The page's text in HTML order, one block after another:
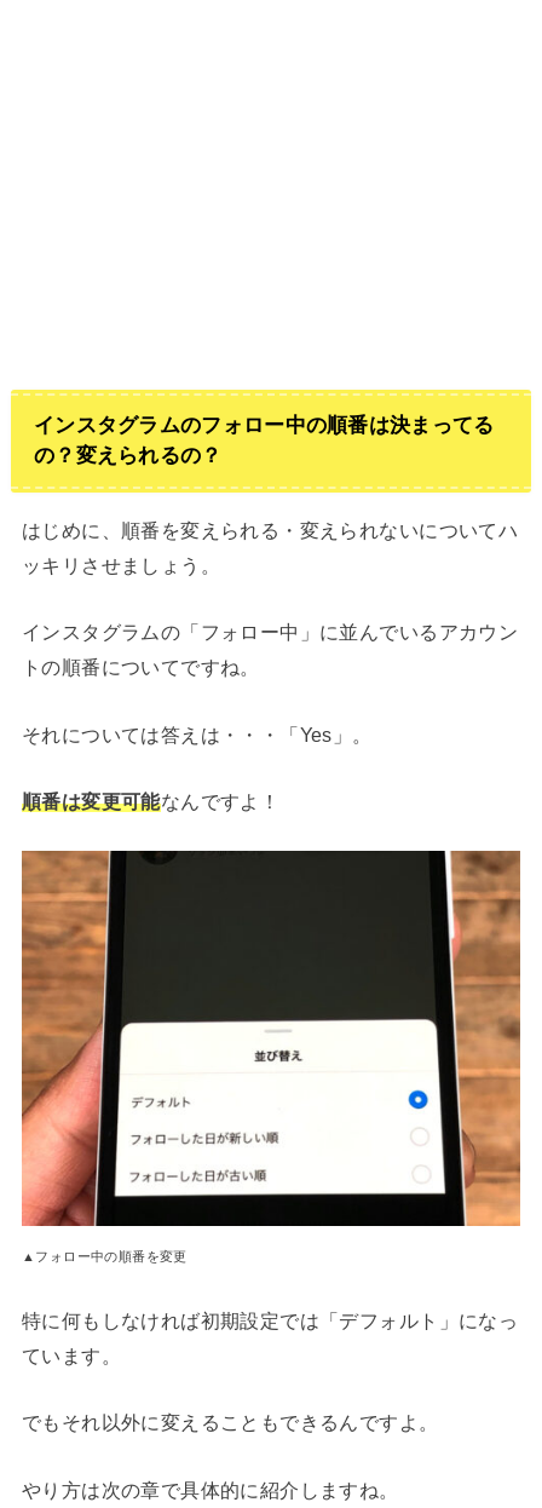
インスタグラムのフォロー中の順番は決まってる
の？変えられるの？
はじめに、順番を変えられる・変えられないについてハ
ッキリさせましょう。
インスタグラムの「フォロー中」に並んでいるアカウン
トの順番についてですね。
それについては答えは・・・「Yes」。
順番は変更可能なんですよ！
▲フォロー中の順番を変更
特に何もしなければ初期設定では「デフォルト」になっ
ています。
でもそれ以外に変えることもできるんですよ。
やり方は次の章で具体的に紹介しますね。